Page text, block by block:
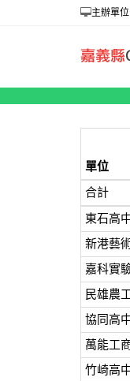
主辦單
單位
合計
東石高
新港藝
嘉科實
民雄農
協同高
萬能工
竹崎高